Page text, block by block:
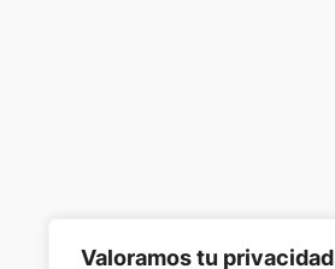
Valoramos tu privacidad